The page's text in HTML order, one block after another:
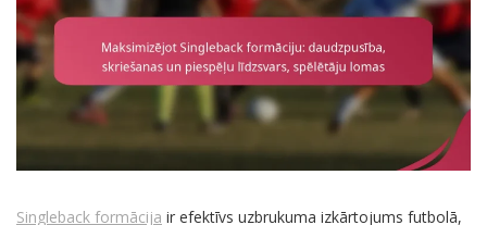
Singleback formācija ir efektīvs uzbrukuma izkārtojums futbolā,